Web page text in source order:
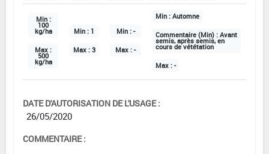
Min :
100
kg/ha
Max :
500
kg/ha
Min : 1
Max : 3
Min : -
Max : -
Min : Automne
Commentaire (Min) : Avant
semis, après semis, en
cours de vététation
Max : -
DATE D'AUTORISATION DE L'USAGE :
26/05/2020
COMMENTAIRE :